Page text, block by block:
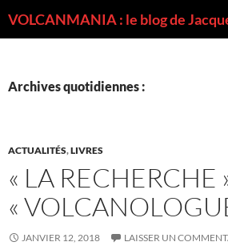
Archives quotidiennes :
ACTUALITÉS,LIVRES
« LA RECHERCHE
«
JANVIER 12, 2018 LAISSER UN